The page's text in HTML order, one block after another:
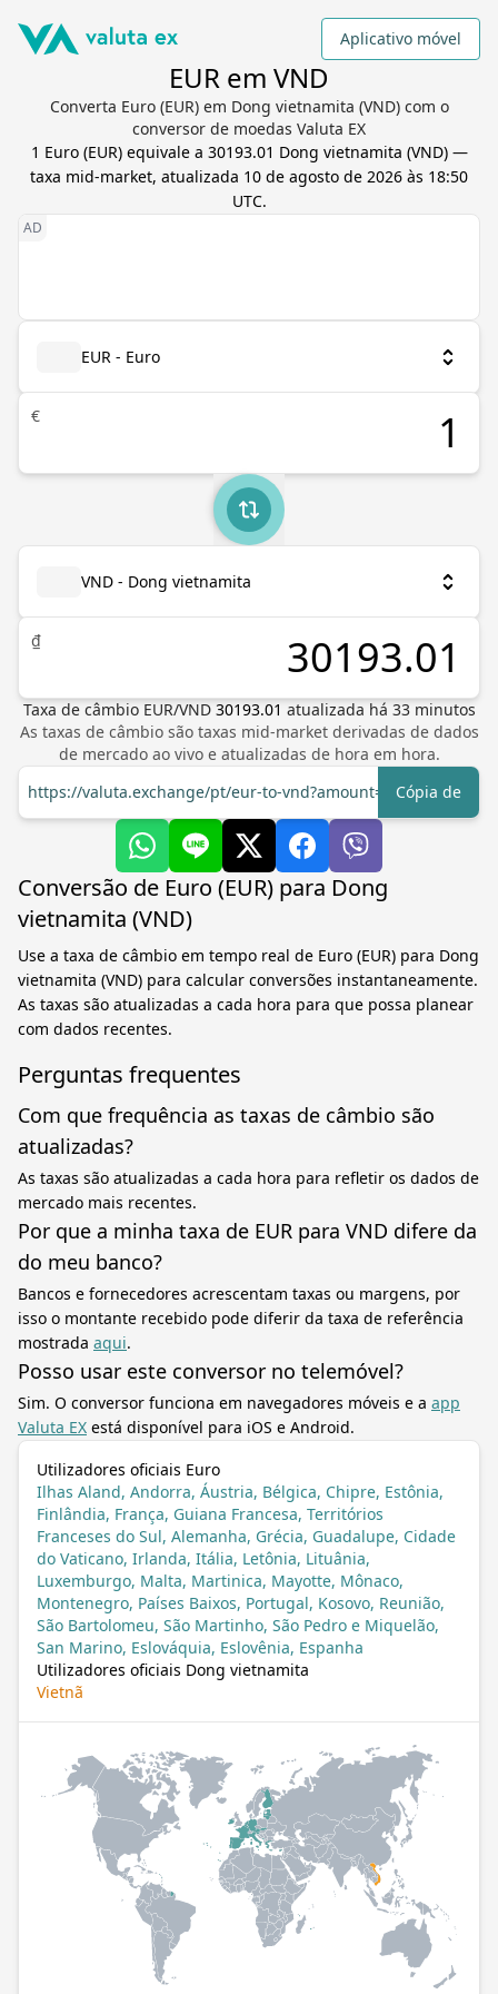
Aplicativo móvel
EUR em VND
Converta Euro (EUR) em Dong vietnamita (VND) com o
conversor de moedas Valuta EX
1 Euro(EUR) equivale a 30193.01 Dong vietnamita (VND) —
taxa mid-market, atualizada 10 de agosto de 2026 às 18:50
UTC.
EUR - Euro
€
VND - Dong vietnamita
₫
Taxa de câmbio EUR/VND 30193.01 atualizada há 33minutos
As taxas de câmbio são taxas mid-market derivadas de dados
de mercado ao vivo e atualizadas de hora em hora.
https://valuta.exchange/pt/eur-to-vnd?amount=1
Cópia de
Conversão de Euro (EUR) para Dong
vietnamita (VND)
Use a taxa de câmbio em tempo real de Euro (EUR) para Dong
vietnamita (VND) para calcular conversões instantaneamente.
As taxas são atualizadas a cada hora para que possa planear
com dados recentes.
Perguntas frequentes
Com que frequência as taxas de câmbio são
atualizadas?
As taxas são atualizadas a cada hora para refletir os dados de
mercado mais recentes.
Por que a minha taxa de EUR para VND difere da
do meu banco?
Bancos e fornecedores acrescentam taxas ou margens, por
isso o montante recebido pode diferir da taxa de referência
mostrada aqui.
Posso usar este conversor no telemóvel?
Sim. O conversor funciona em navegadores móveis e a app
Valuta EX está disponível para iOS e Android.
Utilizadores oficiais Euro
Ilhas Aland, Andorra, Áustria, Bélgica, Chipre, Estônia,
Finlândia, França, Guiana Francesa, Territórios
Franceses do Sul, Alemanha, Grécia, Guadalupe, Cidade
do Vaticano, Irlanda, Itália, Letônia, Lituânia,
Luxemburgo, Malta, Martinica, Mayotte, Mônaco,
Montenegro, Países Baixos, Portugal, Kosovo, Reunião,
São Bartolomeu, São Martinho, São Pedro e Miquelão,
San Marino, Eslováquia, Eslovênia, Espanha
Utilizadores oficiais Dong vietnamita
Vietnã